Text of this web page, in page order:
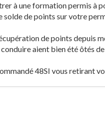
à une formation permis à
de points sur votre
de points depuis
aient bien été ôtés
48SI vous retirant